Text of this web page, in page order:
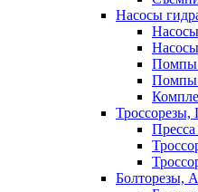
Насосы
Помпы
Помпы
Троссорезы,
Болторезы,